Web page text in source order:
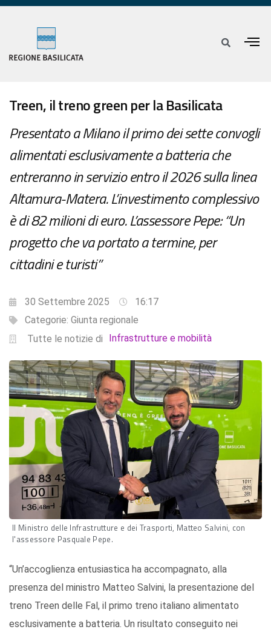
Treen, il treno green per la Basilicata
Presentato a Milano il primo dei sette convogli
alimentati esclusivamente a batteria che
entreranno in servizio entro il 2026 sulla linea
Altamura-Matera. L’investimento complessivo
è di 82 milioni di euro. L’assessore Pepe: “Un
progetto che va portato a termine, per
cittadini e turisti”
30 Settembre 2025
16:17
Categorie: Giunta regionale
Tutte le notizie di
Infrastrutture e mobilità
Il Ministro delle Infrastrutture e dei Trasporti, Matteo Salvini, con
l'assessore Pasquale Pepe.
“Un’accoglienza entusiastica ha accompagnato, alla
presenza del ministro Matteo Salvini, la presentazione del
treno Treen delle Fal, il primo treno italiano alimentato
esclusivamente a batteria. Un risultato conseguito nei